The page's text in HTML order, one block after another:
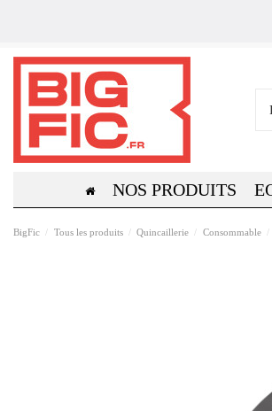
NOS PRODUITS
BigFic Tous les produits Quincaillerie Consommable